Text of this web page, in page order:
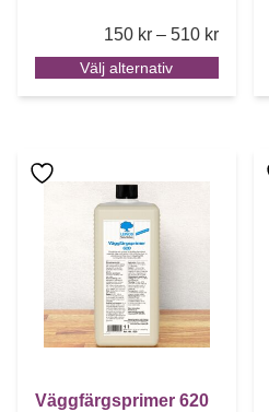
150 kr – 510 krPrice
Välj alternativ
Väggfärgsprimer 620
Den här produkten har flera